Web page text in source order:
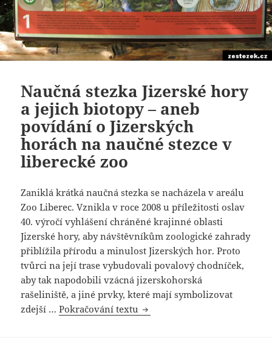
Naučná stezka Jizerské hory
a jejich biotopy – aneb
povídání o Jizerských
horách na naučné stezce v
liberecké zoo
Zaniklá krátká naučná stezka se nacházela v areálu
Zoo Liberec. Vznikla v roce 2008 u příležitosti oslav
40. výročí vyhlášení chráněné krajinné oblasti
Jizerské hory, aby návštěvníkům zoologické zahrady
přiblížila přírodu a minulost Jizerských hor. Proto
tvůrci na její trase vybudovali povalový chodníček,
aby tak napodobili vzácná jizerskohorská
rašeliniště, a jiné prvky, které mají symbolizovat
zdejší …Pokračování textu Naučná stezka Jizerské hory